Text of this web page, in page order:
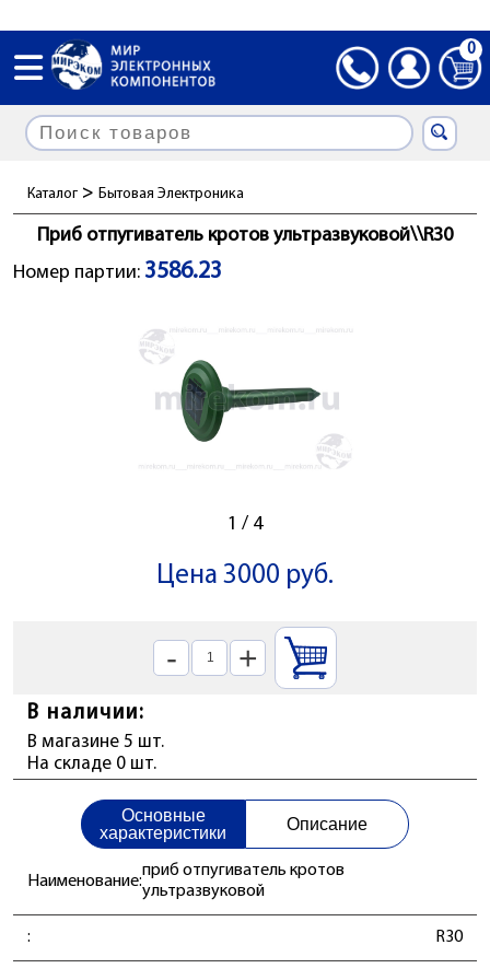
0
Каталог > Бытовая Электроника
Приб отпугиватель кротов ультразвуковой\\R30
Номер партии: 3586.23
1 / 4
Цена 3000 руб.
- +
В наличии:
В магазине 5 шт.
На складе 0 шт.
Основные
характеристики
Описание
Наименование:
приб отпугиватель кротов
ультразвуковой
: R30